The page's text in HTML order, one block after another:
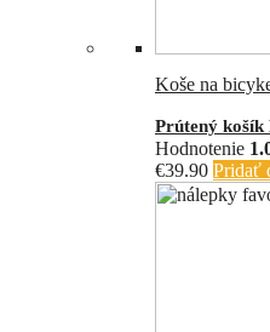
Koše na
Prútený košík
Hodnotenie
€39.90 Pridať